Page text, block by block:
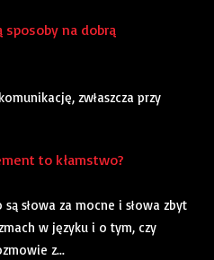
na dobrą
zwłaszcza przy
to kłamstwo?
słowa za mocne i słowa zbyt
w języku i o tym, czy
z...